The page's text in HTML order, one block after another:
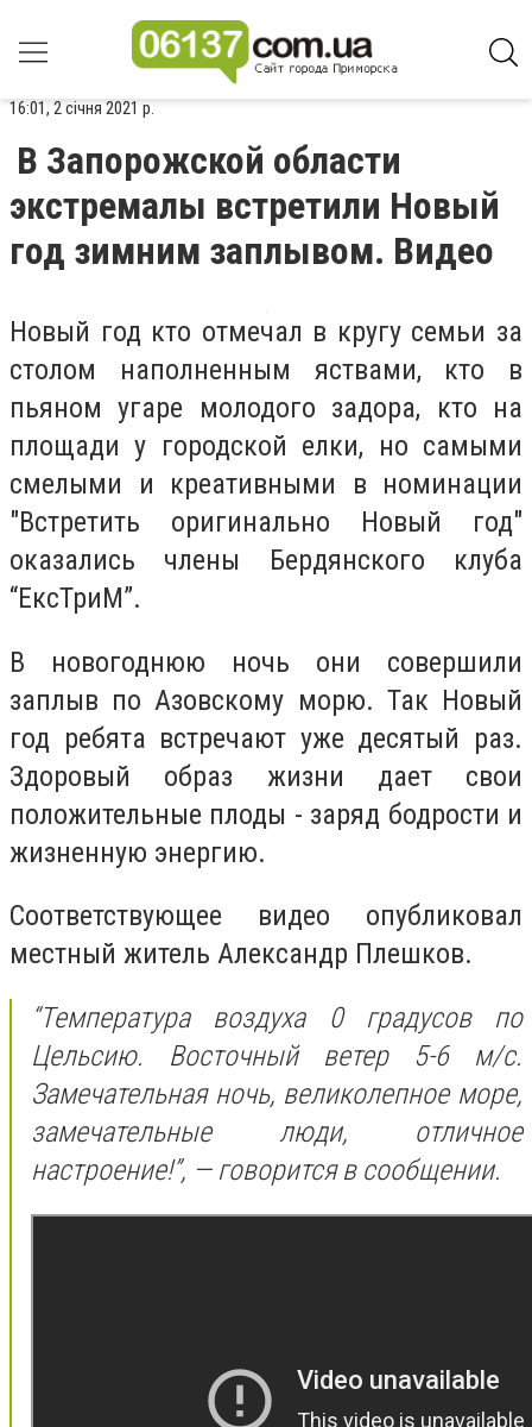
16:01, 2 січня 2021 р.
В Запорожской области
экстремалы встретили Новый
год зимним заплывом. Видео
Новый год кто отмечал в кругу семьи за
столом наполненным яствами, кто в
пьяном угаре молодого задора, кто на
площади у городской елки, но самыми
смелыми и креативными в номинации
"Встретить оригинально Новый год"
оказались члены Бердянского клуба
“ЕксТриМ”.
В новогоднюю ночь они совершили
заплыв по Азовскому морю. Так Новый
год ребята встречают уже десятый раз.
Здоровый образ жизни дает свои
положительные плоды - заряд бодрости и
жизненную энергию.
Соответствующее видео опубликовал
местный житель Александр Плешков.
“Температура воздуха 0 градусов по
Цельсию. Восточный ветер 5-6 м/с.
Замечательная ночь, великолепное море,
замечательные люди, отличное
настроение!”, — говорится в сообщении.